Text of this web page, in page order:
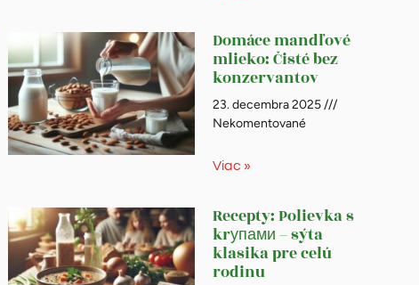
Domáce mandľové
mlieko: Čisté bez
konzervantov
23. decembra 2025
Nekomentované
Viac »
Recepty: Polievka s
krупами – sýta
klasika pre celú
rodinu